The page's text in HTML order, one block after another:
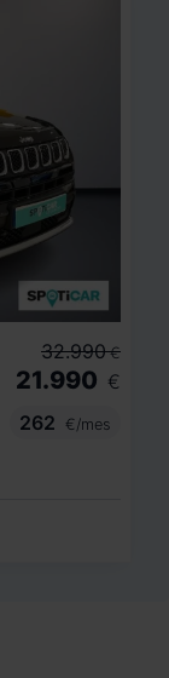
32.990 €
21.990 €
262
€/mes